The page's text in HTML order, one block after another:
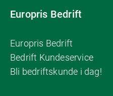
Europris Bedrift
Europris Bedrift
Bedrift Kundeservice
Bli bedriftskunde i dag!